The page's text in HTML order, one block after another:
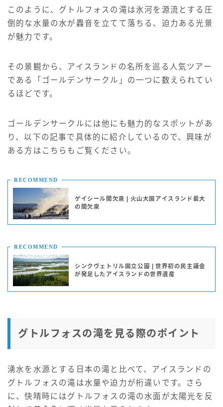
このように、グトルフォスの滝は氷河を源流とする圧
倒的な水量の水が轟音を立てて落ちる、迫力ある光景
が魅力です。
その景観から、アイスランドの名所を巡る人気ツアー
である「ゴールデンサークル」の一つに数えられてい
るほどです。
ゴールデンサークルには他にも魅力的なスポットがあ
り、以下の記事で具体的に紹介しているので、興味が
ある方はこちらもご覧ください。
RECOMMEND
ゲイシール間欠泉 | 火山大国アイスランド最大
の間欠泉
RECOMMEND
シンクヴェトリル国立公園 | 世界初の民主議会
が発足したアイスランドの世界遺産
グトルフォスの滝を見る際のポイント
湧水を水源とする日本の滝と比べて、アイスランドの
グトルフォスの滝は水量や迫力が桁違いです。さら
に、快晴時にはグトルフォスの滝の水面が太陽光を反